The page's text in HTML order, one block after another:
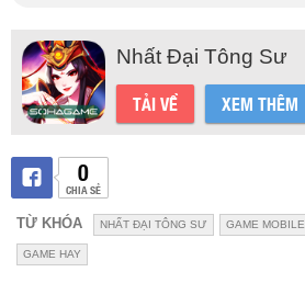
Nhất Đại Tông Sư
TẢI VỀ XEM THÊM
0
CHIA SẺ
TỪ KHÓA NHẤT ĐẠI TÔNG SƯ GAME MOBILE
GAME HAY